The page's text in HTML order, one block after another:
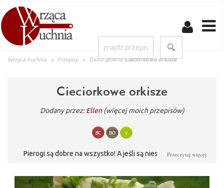
Wrząca Kuchnia Przepisy Dania główne Cieciorkowe orkisze
Cieciorkowe orkisze
Dodany przez:Ellen (więcej moich przepisów)
Pierogi są dobre na wszystko! A jeśli są niesztampowe, to
Dla rodziny i gości.
Przeczytaj więcej